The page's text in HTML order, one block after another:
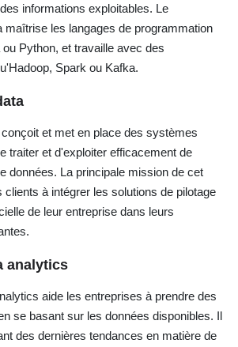
informations exploitables. Le
maîtrise les langages de programmation
Python, et travaille avec des
Spark ou Kafka.
et met en place des systèmes
traiter et d'exploiter efficacement de
données. La principale mission de cet
clients à intégrer les solutions de pilotage
de leur entreprise dans leurs
analytics
aide les entreprises à prendre des
se basant sur les données disponibles. Il
des dernières tendances en matière de